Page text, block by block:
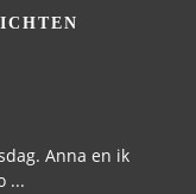
Anna en ik
...